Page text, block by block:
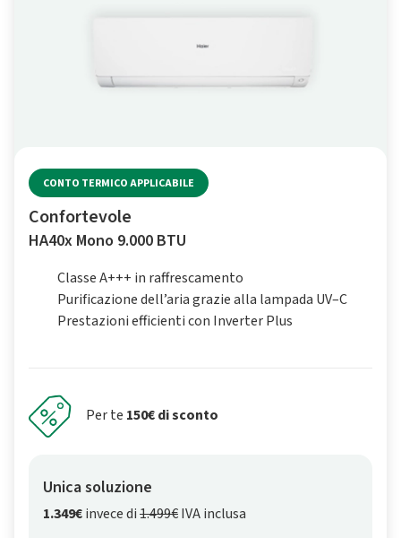
CONTO TERMICO APPLICABILE
Confortevole
HA40x Mono 9.000 BTU
Classe A+++ in raffrescamento
Purificazione dell’aria grazie alla lampada UV–C
Prestazioni efficienti con Inverter Plus
Per te 150€ di sconto
Unica soluzione
1.349€invece di1.499€IVA inclusa